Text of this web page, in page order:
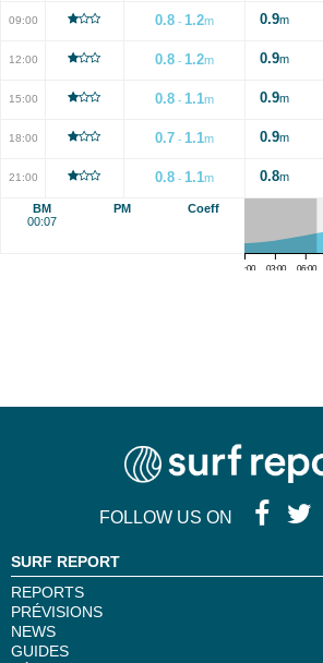
09:00 0.8 - 1.2m 0.9m
12:00 0.8 - 1.2m 0.9m
15:00 0.8 - 1.1m 0.9m
18:00 0.7 - 1.1m 0.9m
21:00 0.8 - 1.1m 0.8m
BM
00:07
PM Coeff
00:00 03:00 06:00
FOLLOW US ON
SURF REPORT
REPORTS
PRÉVISIONS
NEWS
GUIDES